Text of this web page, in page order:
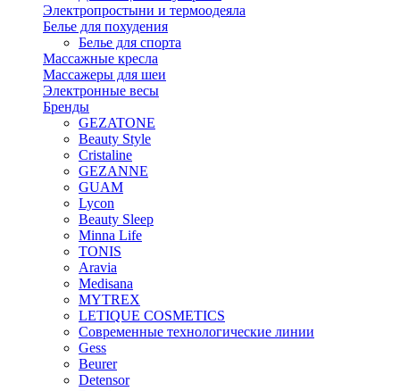
Электропростыни и термоодеяла
Белье для похудения
Белье для спорта
Массажные кресла
Массажеры для шеи
Электронные весы
Бренды
GEZATONE
Beauty Style
Cristaline
GEZANNE
GUAM
Lycon
Beauty Sleep
Minna Life
TONIS
Aravia
Medisana
MYTREX
LETIQUE COSMETICS
Современные технологические линии
Gess
Beurer
Detensor